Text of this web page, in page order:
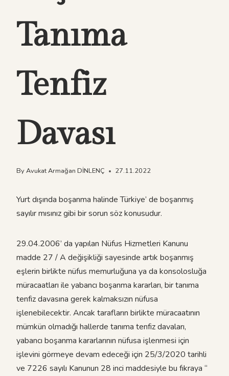
Tanıma
Tenfiz
Davası
ByAvukat Armağan DİNLENÇ 27.11.2022
Yurt dışında boşanma halinde Türkiye’ de boşanmış
sayılır mısınız gibi bir sorun söz konusudur.
29.04.2006’ da yapılan Nüfus Hizmetleri Kanunu
madde 27 / A değişikliği sayesinde artık boşanmış
eşlerin birlikte nüfus memurluğuna ya da konsolosluğa
müracaatları ile yabancı boşanma kararları, bir tanıma
tenfiz davasına gerek kalmaksızın nüfusa
işlenebilecektir. Ancak tarafların birlikte müracaatının
mümkün olmadığı hallerde tanıma tenfiz davaları,
yabancı boşanma kararlarının nüfusa işlenmesi için
işlevini görmeye devam edeceği için 25/3/2020 tarihli
ve 7226 sayılı Kanunun 28 inci maddesiyle bu fıkraya “